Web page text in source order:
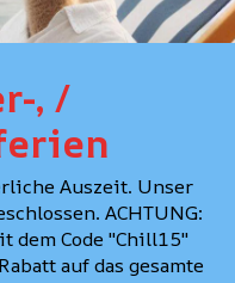
, /
Auszeit. Unser
ACHTUNG:
dem Code "Chill15"
auf das gesamte